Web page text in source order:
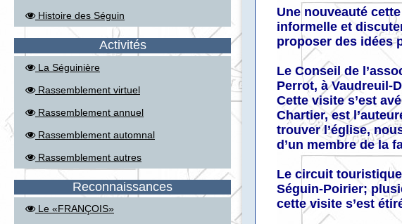
Histoire des Séguin
Activités
La Séguinière
Rassemblement virtuel
Rassemblement annuel
Rassemblement automnal
Rassemblement autres
Reconnaissances
Le «FRANÇOIS»
Une nouveauté
informelle et
proposer des idées
Le Conseil de
Perrot, à Vaudreuil-
Cette visite s’est
Chartier, est
trouver l’église,
d’un membre de la
Le circuit
Séguin-Poirier;
cette visite s’est